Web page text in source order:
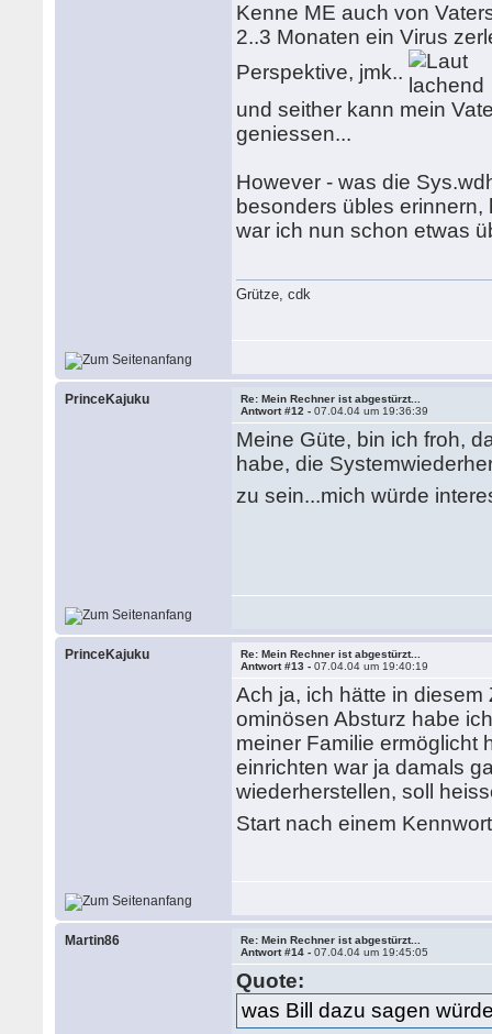
Kenne ME auch von
2..3 Monaten ein Virus
Perspektive, jmk..
und seither kann mein
geniessen...
However - was die
besonders übles
war ich nun schon etwas
Grütze, cdk
PrinceKajuku
Re: Mein Rechner ist abgestürzt...
Antwort #12 -07.04.04 um 19:36:39
Meine Güte, bin ich froh,
habe, die
zu sein...mich würde
PrinceKajuku
Re: Mein Rechner ist abgestürzt...
Antwort #13 -07.04.04 um 19:40:19
Ach ja, ich hätte in
ominösen Absturz habe
meiner Familie ermöglicht
einrichten war ja damals
wiederherstellen, soll
Start nach einem
Martin86
Re: Mein Rechner ist abgestürzt...
Antwort #14 -07.04.04 um 19:45:05
Quote:
was Bill dazu sagen